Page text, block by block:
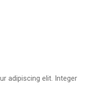
adipiscing elit. Integer